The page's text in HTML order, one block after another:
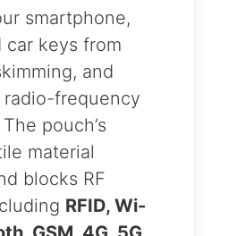
smartphone,
car keys from
and
frequency
pouch’s
material
blocks RF
RFID, Wi-